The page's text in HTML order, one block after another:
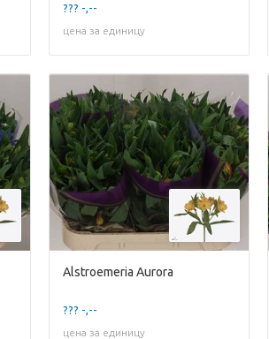
??? -,--
цена за единицу
Alstroemeria Aurora
??? -,--
цена за единицу